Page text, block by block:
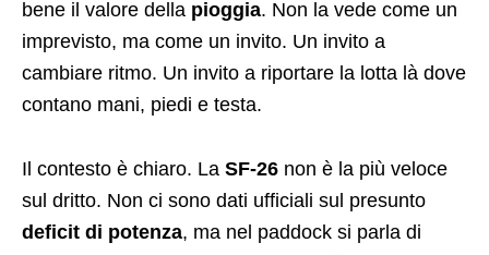
bene il valore della pioggia. Non la vede come un
imprevisto, ma come un invito. Un invito a
cambiare ritmo. Un invito a riportare la lotta là dove
contano mani, piedi e testa.
Il contesto è chiaro. La SF-26 non è la più veloce
sul dritto. Non ci sono dati ufficiali sul presunto
deficit di potenza, ma nel paddock si parla di